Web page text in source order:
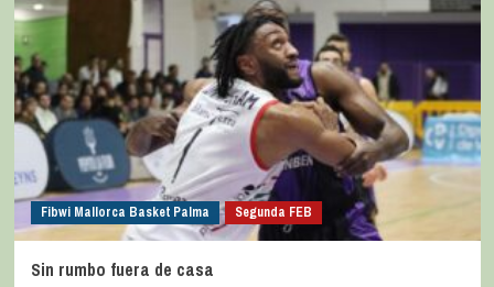
Fibwi Mallorca Basket Palma Segunda FEB
Sin rumbo fuera de casa